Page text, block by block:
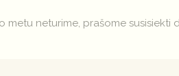
metu neturime, prašome susisiekti